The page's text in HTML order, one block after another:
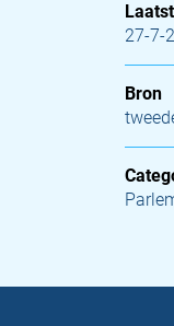
27-7-
Bron